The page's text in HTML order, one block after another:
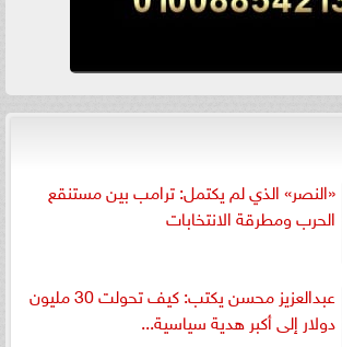
«النصر» الذي لم يكتمل: ترامب بين مستنقع
الحرب ومطرقة الانتخابات
عبدالعزيز محسن يكتب: كيف تحولت 30 مليون
دولار إلى أكبر هدية سياسية...